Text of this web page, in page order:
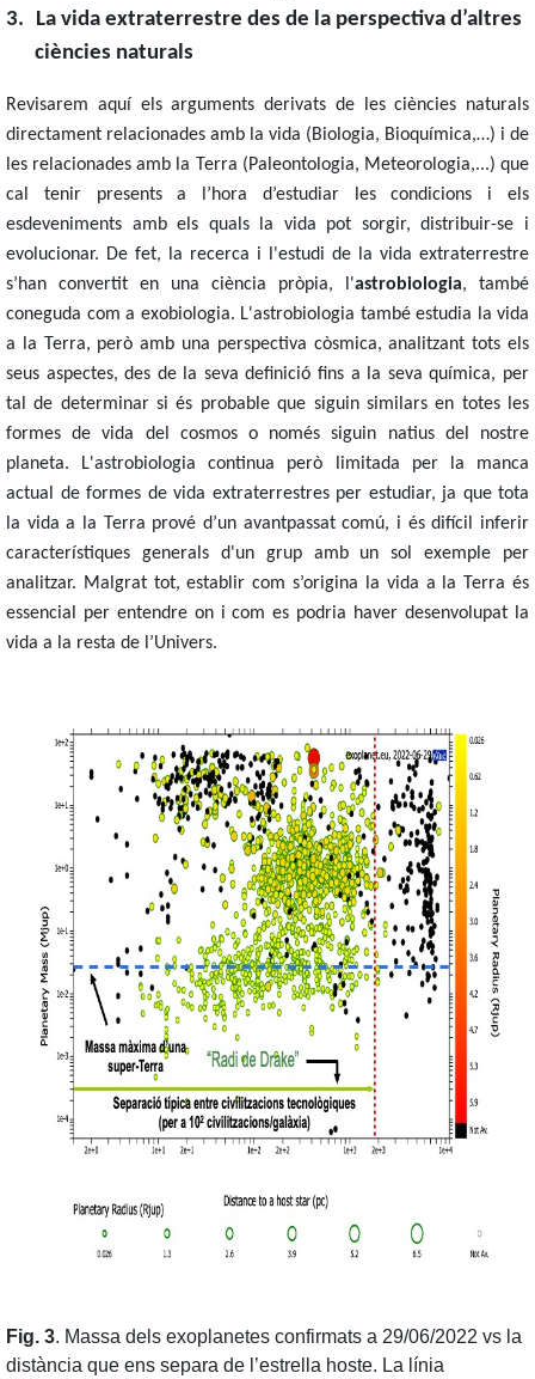
3.
La vida extraterrestre des de la perspectiva d’altres
ciències naturals
Revisarem aquí els arguments derivats de les ciències naturals
directament relacionades amb la vida (Biologia, Bioquímica,…) i de
les relacionades amb la Terra (Paleontologia, Meteorologia,...) que
cal tenir presents a l’hora d’estudiarles condicions i els
esdeveniments amb els quals la vida pot sorgir, distribuir-se i
evolucionar. De fet, la recerca i l'estudi de la vida extraterrestre
s’han convertit en una ciència pròpia, l'astrobiologia, també
coneguda com a exobiologia. L'astrobiologia també estudia la vida
a la Terra, però amb una perspectiva còsmica, analitzant tots els
seus aspectes, des de la seva definició fins a la seva química, per
tal de determinar si és probable que siguin similars en totes les
formes de vida del cosmos o només siguin natius del nostre
planeta. L'astrobiologia continua però limitada per la manca
actual de formes de vida extraterrestres per estudiar, ja que tota
la vida a la Terra prové d’un avantpassat comú, i és difícil inferir
característiques generals d'un grup amb un sol exemple per
analitzar. Malgrat tot, establir com s’origina la vida a la Terra és
essencial per entendre on i com es podria haver desenvolupat la
vida a la resta de l’Univers.
Fig. 3. Massa dels exoplanetes confirmats a 29/06/2022 vs la
distància que ens separa de l’estrella hoste. La línia